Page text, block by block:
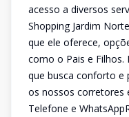
acesso a diversos
Shopping Jardim
que ele oferece,
como o Pais e Filhos.
que busca conforto e
os nossos corretores
Telefone e